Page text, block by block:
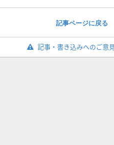
記事ページに戻る
記事・書き込みへのご意